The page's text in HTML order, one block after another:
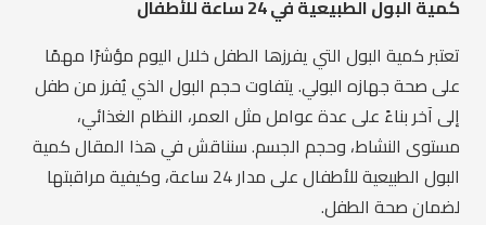
كمية البول الطبيعية في 24 ساعة للأطفال
تعتبر كمية البول التي يفرزها الطفل خلال اليوم مؤشرًا مهمًا
على صحة جهازه البولي. يتفاوت حجم البول الذي يُفرز من طفل
إلى آخر بناءً على عدة عوامل مثل العمر، النظام الغذائي،
مستوى النشاط، وحجم الجسم. سنناقش في هذا المقال كمية
البول الطبيعية للأطفال على مدار 24 ساعة، وكيفية مراقبتها
لضمان صحة الطفل.